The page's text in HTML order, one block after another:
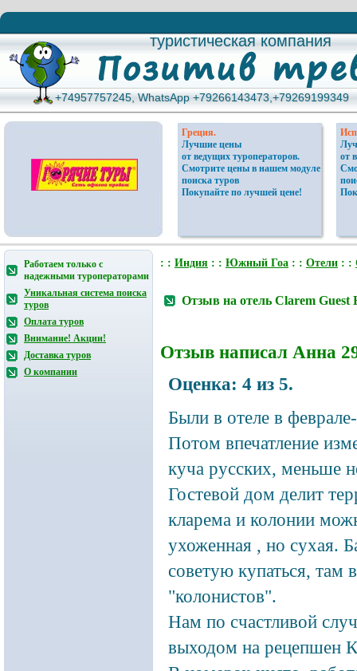
туристическая компания
туристическая компания
+74957757245, WhatsApp +79266143473,+79269199349
+74957757245, WhatsApp +79266143473,+79269199349
Греция.
Лучшие цены
от ведущих туроператоров.
Смотрите цены в нашем модуле
поиска туров
Покупайте по лучшей цене!
от
Работаем только с
надежными туроператорами
Уникальная система поиска
туров
Оплата туров
Внимание! Акции!
Доставка туров
О компании
: : Индия : : Южный Гоа : : Отели : :
Отзыв на отель Clarem
Отзыв написал Анна
Оценка: 4 из 5.
Были в отеле в
Потом впечатление
куча русских, меньше
Гостевой дом делит
кларема и колонии
ухоженная , но сухая.
советую купаться, там
"колонистов".
Нам по счастливой
выходом на рецепшен